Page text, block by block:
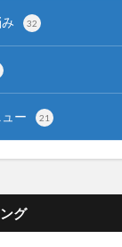
32
ー 21
グ